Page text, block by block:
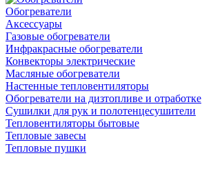
Обогреватели
Аксессуары
Газовые обогреватели
Инфракрасные обогреватели
Конвекторы электрические
Масляные обогреватели
Настенные тепловентиляторы
Обогреватели на дизтопливе и отработке
Сушилки для рук и полотенцесушители
Тепловентиляторы бытовые
Тепловые завесы
Тепловые пушки